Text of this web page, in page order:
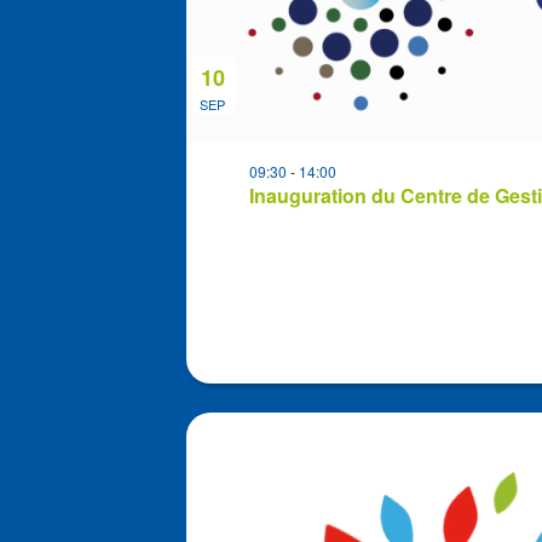
SEP
10
Inauguration du Centre de
09:30 - 14:00